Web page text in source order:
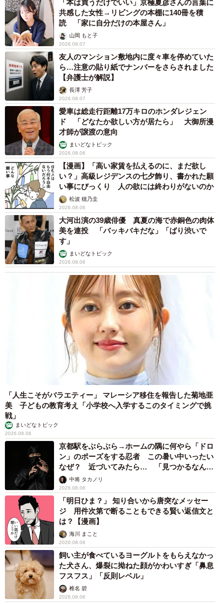
「本は買うだけでいい」京極夏彦さんの言葉に
共感した女性→リビングの本棚に140冊を積
読 「家に自分だけの本屋さん」
山岡 もと子
2026.08.07
友人のマンション敷地内に度々車を停めていた
ら…注意の貼り紙でナンバーをさらされました
【弁護士が解説】
長澤 芳子
2026.08.07
愛車は総走行距離17万キロのホンダレジェン
ド 「どなたか欲しい方が居たら」 大御所漫
才師が譲渡の意向
まいどなトピック
2026.08.06
【漫画】「高い家賃を払えるのに、まだ欲し
い？」高級レジデンスの七夕飾り、書かれた願
い事にびっくり 人の欲には終わりがないのか
松波 穂乃圭
2026.08.06
大河出演の39歳俳優 真夏の海で赤銅色の肉体
美を連投 「バッキバキだな」「ばり渋いで
す」
まいどなトピック
2026.08.06
「人生こそがバラエティー」 マレーシア移住を報告した菊地亜
美 子どもの教育考え「小学校へ入学するこのタイミングで挑
戦」
まいどなトピック
2026.08.06
京都駅をぶらぶら→ホームの隅に何やら「ドロ
ン」のポーズをする忍者 この暑い中いったい
なぜ？ 近づいてみたら… 「見つかるなんて
未熟」中将 タカノリ
2026.08.06
「明日ひま？」 知り合いから唐突なメッセー
ジ 用件次第で断ることもできる賢い返信文と
は？【漫画】
海川 まこと
2026.08.06
飼い主が食べているヨーグルトをもらえなかっ
た犬さん、爆裂に拗ねた顔がかわいすぎ「鼻息
フスフス」「反則レベル」
椎名 碧
2026.08.06